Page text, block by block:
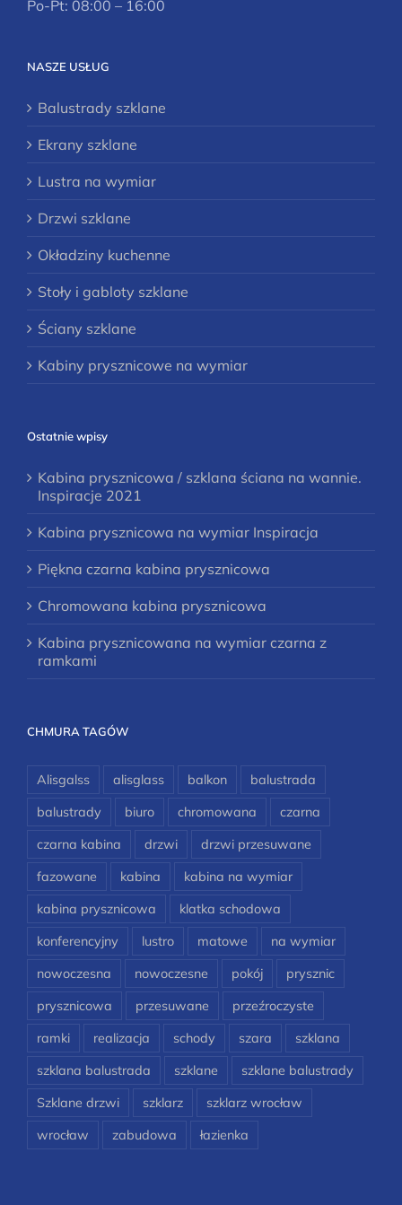
Po-Pt: 08:00 – 16:00
NASZE USŁUG
Balustrady szklane
Ekrany szklane
Lustra na wymiar
Drzwi szklane
Okładziny kuchenne
Stoły i gabloty szklane
Ściany szklane
Kabiny prysznicowe na wymiar
Ostatnie wpisy
Kabina prysznicowa / szklana ściana na wannie.
Inspiracje 2021
Kabina prysznicowa na wymiar Inspiracja
Piękna czarna kabina prysznicowa
Chromowana kabina prysznicowa
Kabina prysznicowana na wymiar czarna z
ramkami
CHMURA TAGÓW
Alisgalss alisglass balkon
balustrada
balustrady
biuro chromowana
czarna
czarna kabina
drzwi
drzwi przesuwane
fazowane
kabina
kabina na wymiar
kabina prysznicowa
klatka schodowa
konferencyjny
lustro matowe
na wymiar
nowoczesna
nowoczesne pokój
prysznic
prysznicowa
przesuwane
przeźroczyste
ramki
realizacja schody szara
szklana
szklana balustrada
szklane
szklane balustrady
Szklane drzwi
szklarz
szklarz wrocław
wrocław
zabudowa łazienka